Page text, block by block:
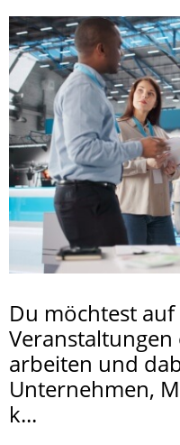
Du möchtest auf
arbeiten und
Unternehmen,
k...